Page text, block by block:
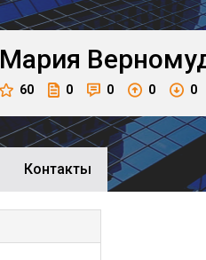
Мария
60 0 0 0 0
Контакты